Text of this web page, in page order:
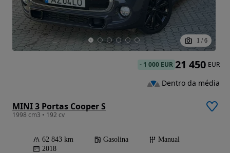
1 / 6
MINI 3 Portas Cooper S
1998 cm3 • 192 cv
62 843 km Gasolina
Manual
2018
- 1 000 EUR 21 450 EUR
Dentro da média